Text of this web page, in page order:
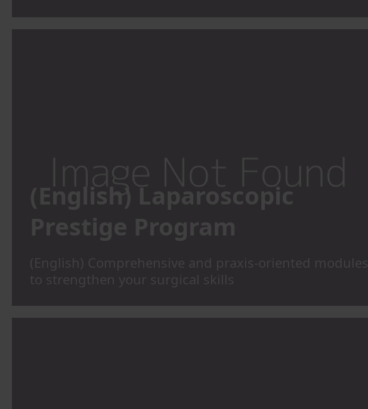
(English) Laparoscopic
Prestige Program
(English) Comprehensive and praxis-oriented modules
to strengthen your surgical skills